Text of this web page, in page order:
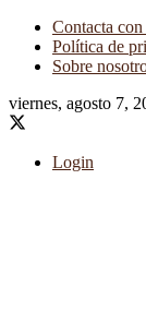
Contacta
Política de
Sobre
viernes, agosto 7,
Login